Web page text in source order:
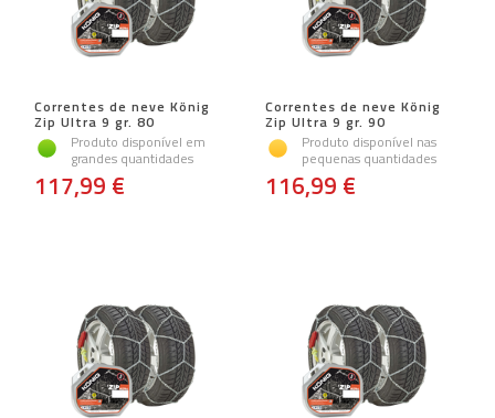
Correntes de neve König
Zip Ultra 9 gr. 80
Produto disponível em
grandes quantidades
117,99 €
Correntes de neve König
Zip Ultra 9 gr. 90
Produto disponível nas
pequenas quantidades
116,99 €